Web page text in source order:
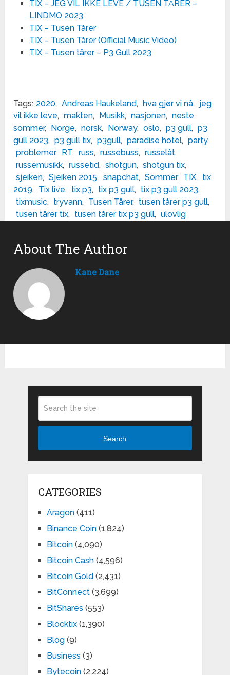
TIX – JEG VIL IKKE LEVE / TUSEN TÅRER –
LINDMO 2023
TIX – Tusen Tårer
TIX – Tusen Tårer (Official Music Video)
TIX – Tusen tårer – P3 Gull 2023
Tags: 2020, Andreas Haukeland, hva gjør vi nå, jeg
vil ikke leve, makten, Musikk, nasjonen, neste
sommer, Norge, norsk, Norway, oslo, p3 gull, p3
gull 2023, p3 gull tix, p3gull, paradise hotel, party,
problemer, RT, russ, russebuss, russelåt,
russemusikk, russetid, shotgun, shotgun tix,
sjeiken, Sjeiken 2015, snapchat, Sommer, TIX, tix
2019, Tix live, tix p3, tix p3 gull, tix p3 gull 2023,
tixmusic, tryvann, Tusen Tårer, tusen tårer p3 gull,
tusen tårer tix, tusen tårer tix p3 gull, ulovlig
About The Author
Kane Dane
Search
CATEGORIES
Aragon(411)
Binance Coin(1,824)
Bitcoin(4,090)
Bitcoin Cash(4,596)
Bitcoin Gold (2,431)
BitConnect(3,699)
BitShares (553)
Blocktix(1,390)
Blog(9)
Business (3)
Bytecoin(2,224)